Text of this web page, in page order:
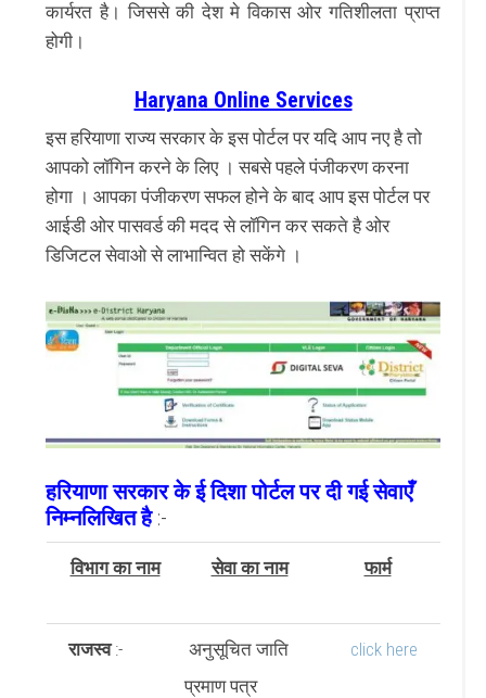
कार्यरत है। जिससे की देश मे विकास ओर गतिशीलता प्राप्त
होगी।
Haryana Online Services
इस हरियाणा राज्य सरकार के इस पोर्टल पर यदि आप नए है तो
आपको लॉगिन करने के लिए । सबसे पहले पंजीकरण करना
होगा । आपका पंजीकरण सफल होने के बाद आप इस पोर्टल पर
आईडी ओर पासवर्ड की मदद से लॉगिन कर सकते है ओर
डिजिटल सेवाओ से लाभान्वित हो सकेंगे ।
हरियाणा सरकार के ई दिशा पोर्टल पर दी गई सेवाएँ
निम्नलिखित है:-
विभाग का नाम सेवा का नाम फार्म
राजस्व:-
अनुसूचित जाति
प्रमाण पत्र
click here